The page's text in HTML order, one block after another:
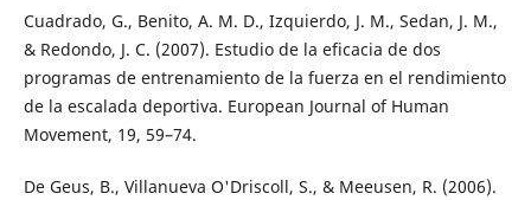
Cuadrado, G., Benito, A. M. D., Izquierdo, J. M., Sedan, J. M.,
& Redondo, J. C. (2007). Estudio de la eficacia de dos
programas de entrenamiento de la fuerza en el rendimiento
de la escalada deportiva. European Journal of Human
Movement, 19, 59–74.
De Geus, B., Villanueva O'Driscoll, S., & Meeusen, R. (2006).